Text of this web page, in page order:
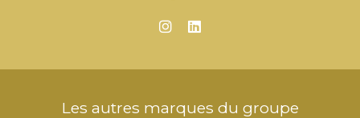
Les autres marques du groupe